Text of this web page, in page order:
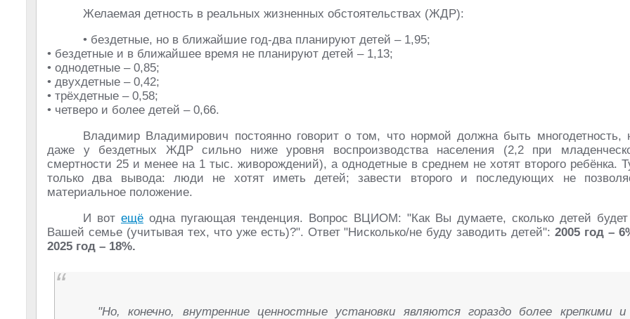
Желаемая детность в реальных жизненных обстоятельствах (ЖДР):
• бездетные, но в ближайшие год-два планируют детей – 1,95;
• бездетные и в ближайшее время не планируют детей – 1,13;
• однодетные – 0,85;
• двухдетные – 0,42;
• трёхдетные – 0,58;
• четверо и более детей – 0,66.
Владимир Владимирович постоянно говорит о том, что нормой должна быть многодетность,
даже у бездетных ЖДР сильно ниже уровня воспроизводства населения (2,2 при
смертности 25 и менее на 1 тыс. живорождений), а однодетные в среднем не хотят второго ребёнка.
только два вывода: люди не хотят иметь детей; завести второго и последующих не
материальное положение.
И вот ещё одна пугающая тенденция. Вопрос ВЦИОМ: "Как Вы думаете, сколько детей
Вашей семье (учитывая тех, что уже есть)?". Ответ "Нисколько/не буду заводить детей":2005 год –
2025 год – 18%.
"Но, конечно, внутренние ценностные установки являются гораздо более крепкими и